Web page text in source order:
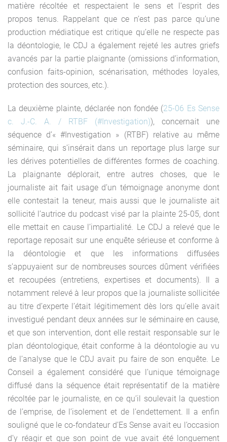
matière récoltée et respectaient le sens et l’esprit des
propos tenus. Rappelant que ce n’est pas parce qu’une
production médiatique est critique qu’elle ne respecte pas
la déontologie, le CDJ a également rejeté les autres griefs
avancés par la partie plaignante (omissions d’information,
confusion faits-opinion, scénarisation, méthodes loyales,
protection des sources, etc.).
La deuxième plainte, déclarée non fondée (25-06 Es Sense
c. J.-C. A. / RTBF (#Investigation)), concernait une
séquence d’« #Investigation » (RTBF) relative au même
séminaire, qui s’insérait dans un reportage plus large sur
les dérives potentielles de différentes formes de coaching.
La plaignante déplorait, entre autres choses, que le
journaliste ait fait usage d’un témoignage anonyme dont
elle contestait la teneur, mais aussi que le journaliste ait
sollicité l’autrice du podcast visé par la plainte 25-05, dont
elle mettait en cause l’impartialité. Le CDJ a relevé que le
reportage reposait sur une enquête sérieuse et conforme à
la déontologie et que les informations diffusées
s’appuyaient sur de nombreuses sources dûment vérifiées
et recoupées (entretiens, expertises et documents). Il a
notamment relevé à leur propos que la journaliste sollicitée
au titre d’experte l’était légitimement dès lors qu’elle avait
investigué pendant deux années sur le séminaire en cause,
et que son intervention, dont elle restait responsable sur le
plan déontologique, était conforme à la déontologie au vu
de l’analyse que le CDJ avait pu faire de son enquête. Le
Conseil a également considéré que l’unique témoignage
diffusé dans la séquence était représentatif de la matière
récoltée par le journaliste, en ce qu’il soulevait la question
de l’emprise, de l’isolement et de l’endettement. Il a enfin
souligné que le co-fondateur d’Es Sense avait eu l’occasion
d’y réagir et que son point de vue avait été longuement